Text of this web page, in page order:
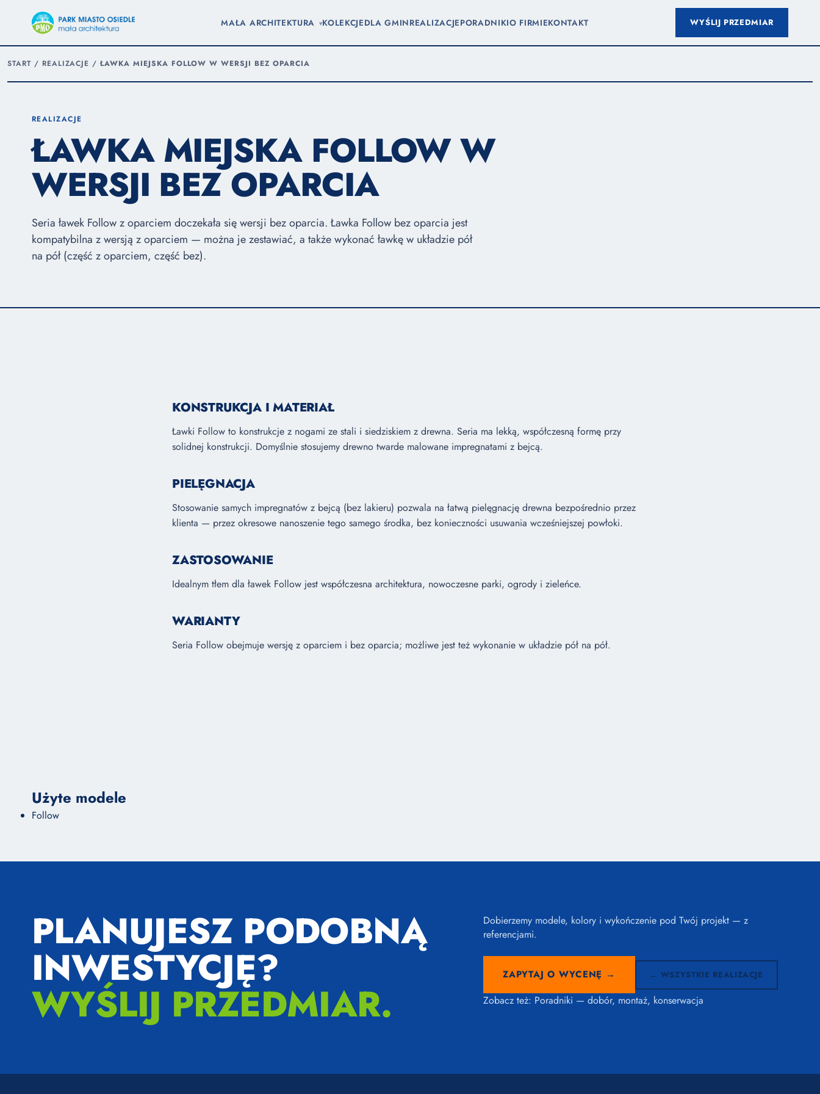
MAŁA ARCHITEKTURA ▾KOLEKCJEDLA GMINREALIZACJEPORADNIKIO FIRMIEKONTAKT WYŚLIJ PRZEDMIAR
START/ REALIZACJE /ŁAWKA MIEJSKA FOLLOW W WERSJI BEZ OPARCIA
REALIZACJE
ŁAWKA MIEJSKA FOLLOW W
WERSJI BEZ OPARCIA
Seria ławek Follow z oparciem doczekała się wersji bez oparcia. Ławka Follow bez oparcia jest
kompatybilna z wersją z oparciem — można je zestawiać, a także wykonać ławkę w układzie pół
na pół (część z oparciem, część bez).
KONSTRUKCJA I MATERIAŁ
Ławki Follow to konstrukcje z nogami ze stali i siedziskiem z drewna. Seria ma lekką, współczesną formę przy
solidnej konstrukcji. Domyślnie stosujemy drewno twarde malowane impregnatami z bejcą.
PIELĘGNACJA
Stosowanie samych impregnatów z bejcą (bez lakieru) pozwala na łatwą pielęgnację drewna bezpośrednio przez
klienta — przez okresowe nanoszenie tego samego środka, bez konieczności usuwania wcześniejszej powłoki.
ZASTOSOWANIE
Idealnym tłem dla ławek Follow jest współczesna architektura, nowoczesne parki, ogrody i zieleńce.
WARIANTY
Seria Follow obejmuje wersję z oparciem i bez oparcia; możliwe jest też wykonanie w układzie pół na pół.
Użyte modele
Follow
PLANUJESZ PODOBNĄ
INWESTYCJĘ?
WYŚLIJ PRZEDMIAR.
Dobierzemy modele, kolory i wykończenie pod Twój projekt — z
referencjami.
ZAPYTAJ O WYCENĘ → ← WSZYSTKIE REALIZACJE
Zobacz też: Poradniki — dobór, montaż, konserwacja